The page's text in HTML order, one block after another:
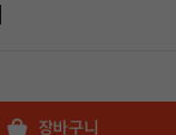
장바구니